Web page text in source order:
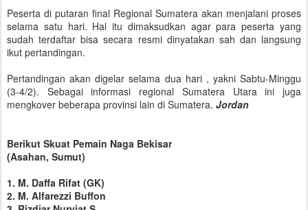
Peserta di putaran final Regional Sumatera akan menjalani proses
selama satu hari. Hal itu dimaksudkan agar para peserta yang
sudah terdaftar bisa secara resmi dinyatakan sah dan langsung
ikut pertandingan.
Pertandingan akan digelar selama dua hari , yakni Sabtu-Minggu
(3-4/2). Sebagai informasi regional Sumatera Utara ini juga
mengkover beberapa provinsi lain di Sumatera. Jordan
Berikut Skuat Pemain Naga Bekisar
(Asahan, Sumut)
1. M. Daffa Rifat (GK)
2. M. Alfarezzi Buffon